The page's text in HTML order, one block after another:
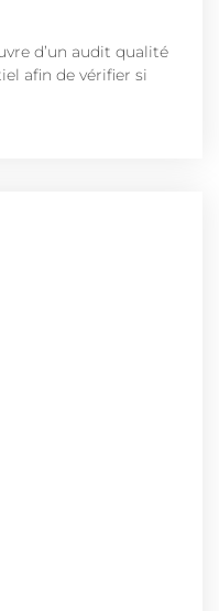
d’un audit qualité
afin de vérifier si